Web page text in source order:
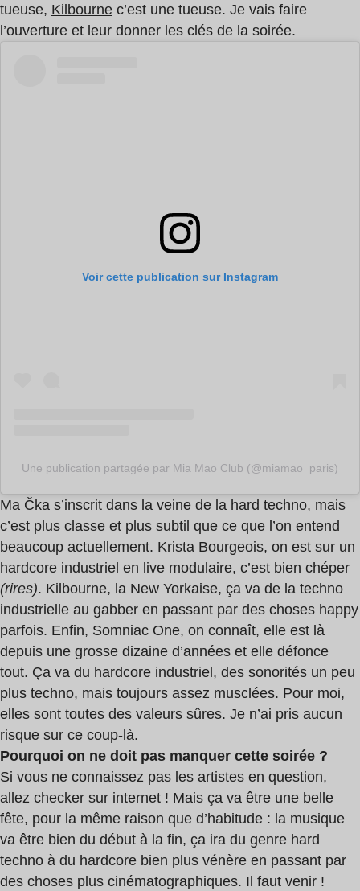
tueuse, Kilbourne c’est une tueuse. Je vais faire
l’ouverture et leur donner les clés de la soirée.
Voir cette publication sur Instagram
Une publication partagée par Mia Mao Club (@miamao_paris)
Ma Čka s’inscrit dans la veine de la hard techno, mais
c’est plus classe et plus subtil que ce que l’on entend
beaucoup actuellement. Krista Bourgeois, on est sur un
hardcore industriel en live modulaire, c’est bien chéper
(rires). Kilbourne, la New Yorkaise, ça va de la techno
industrielle au gabber en passant par des choses happy
parfois. Enfin, Somniac One, on connaît, elle est là
depuis une grosse dizaine d’années et elle défonce
tout. Ça va du hardcore industriel, des sonorités un peu
plus techno, mais toujours assez musclées. Pour moi,
elles sont toutes des valeurs sûres. Je n’ai pris aucun
risque sur ce coup-là.
Pourquoi on ne doit pas manquer cette soirée ?
Si vous ne connaissez pas les artistes en question,
allez checker sur internet ! Mais ça va être une belle
fête, pour la même raison que d’habitude : la musique
va être bien du début à la fin, ça ira du genre hard
techno à du hardcore bien plus vénère en passant par
des choses plus cinématographiques. Il faut venir !